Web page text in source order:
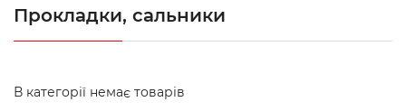
Прокладки, сальники
В категорії немає товарів